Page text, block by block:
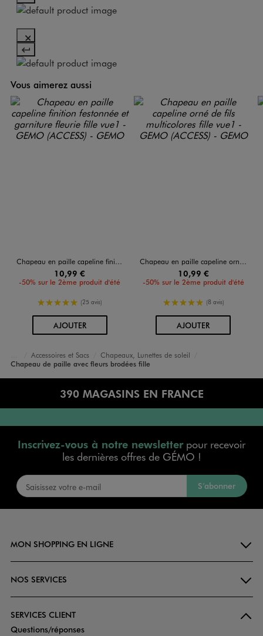
Vous aimerez aussi
Chapeau en paille capeline finition festonnée et garniture fleurie fille
10,99 €
-50% sur le 2ème produit d'été
5/5 de moyenne
(25 avis)
AJOUTERAU PANIER
Chapeau en paille capeline orné de fils multicolores fille
10,99 €
-50% sur le 2ème produit d'été
5/5 de moyenne
(8 avis)
AJOUTERAU PANIER
Accueil
Fille
Accessoires et Sacs
Chapeaux, Lunettes de soleil
Chapeau de paille avec fleurs brodées fille
390 MAGASINS EN FRANCE
Inscrivez-vous à notre newsletterpour recevoir
les dernières offres de GÉMO !
S’abonner
MON SHOPPING EN LIGNE
NOS SERVICES
SERVICES CLIENT
Questions/réponses